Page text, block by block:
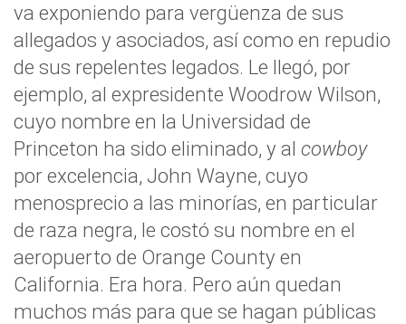
va exponiendo para vergüenza de sus
allegados y asociados, así como en repudio
de sus repelentes legados. Le llegó, por
ejemplo, al expresidente Woodrow Wilson,
cuyo nombre en la Universidad de
Princeton ha sido eliminado, y al cowboy
por excelencia, John Wayne, cuyo
menosprecio a las minorías, en particular
de raza negra, le costó su nombre en el
aeropuerto de Orange County en
California. Era hora. Pero aún quedan
muchos más para que se hagan públicas